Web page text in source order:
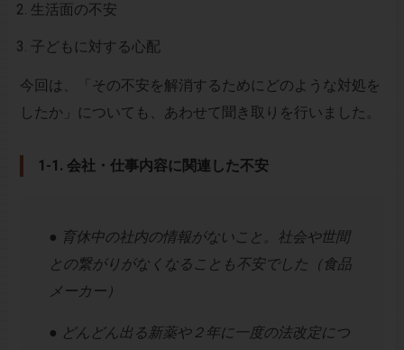
生活面の不安
子どもに対する心配
今回は、「その不安を解消するためにどのような対処を
したか」についても、あわせて聞き取りを行いました。
1-1. 会社・仕事内容に関連した不安
● 育休中の社内の情報がないこと。社会や世間
との繋がりがなくなることも不安でした（食品
メーカー）
● どんどん出る新薬や２年に一度の法改定につ